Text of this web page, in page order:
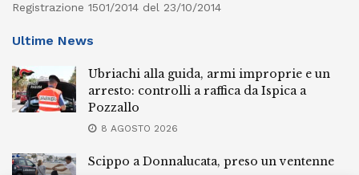
Registrazione 1501/2014 del 23/10/2014
Ultime News
Ubriachi alla guida, armi improprie e un
arresto: controlli a raffica da Ispica a
Pozzallo
8 AGOSTO 2026
Scippo a Donnalucata, preso un ventenne